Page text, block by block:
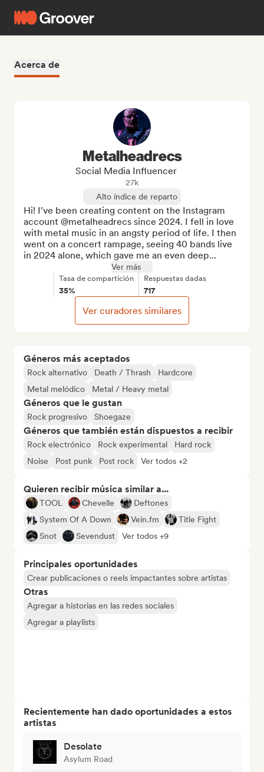
Acerca de
Géneros más aceptados
Rock alternativo Death / Thrash
Hardcore
Metal melódico
Metal / Heavy metal
Géneros que le gustan
Rock progresivo Shoegaze
Géneros que también están dispuestos a recibir
Rock electrónico Rock experimental
Hard rock
Noise
Post punk Post rock Ver todos +2
Quieren recibir música similar a...
TOOL Chevelle
Deftones
System Of A Down
Vein.fm
Title Fight
Snot
Sevendust Ver todos +9
Principales oportunidades
Crear publicaciones o reels impactantes sobre artistas
Otras
Agregar a historias en las redes sociales
Agregar a playlists
Recientemente han dado oportunidades a estos
artistas
Desolate
Asylum Road
Metalheadrecs
Social Media Influencer
27k
Alto índice de reparto
Hi! I've been creating content on the Instagram
account @metalheadrecs since 2024. I fell in love
with metal music in an angsty period of life. I then
went on a concert rampage, seeing 40 bands live
in 2024 alone, which gave me an even deep...
Ver más
Tasa de compartición
35%
Respuestas dadas
717
Ver curadores similares